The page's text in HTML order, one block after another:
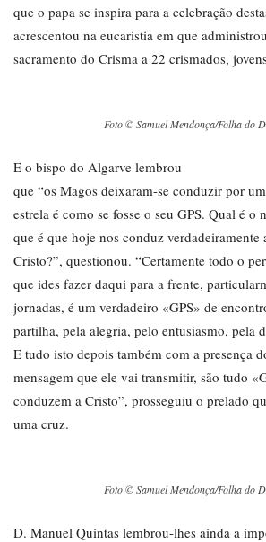
que o papa se inspira para a celebração
acrescentou na eucaristia em que
sacramento do Crisma a 22 crismados,
Foto © Samuel Mendonça/Folha do
E o bispo do Algarve lembrou
que “os Magos deixaram-se conduzir por
estrela é como se fosse o seu GPS. Qual é o
que é que hoje nos conduz verdadeiramente
Cristo?”, questionou. “Certamente todo o
que ides fazer daqui para a frente,
jornadas, é um verdadeiro «GPS» de
partilha, pela alegria, pelo entusiasmo, pela
E tudo isto depois também com a presença
mensagem que ele vai transmitir, são tudo
conduzem a Cristo”, prosseguiu o prelado
uma cruz.
Foto © Samuel Mendonça/Folha do
D. Manuel Quintas lembrou-lhes ainda a